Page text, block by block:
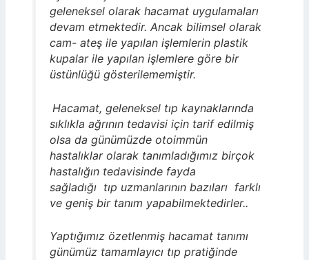
geleneksel olarak hacamat uygulamaları
devam etmektedir. Ancak bilimsel olarak
cam- ateş ile yapılan işlemlerin plastik
kupalar ile yapılan işlemlere göre bir
üstünlüğü gösterilememiştir.
Hacamat, geleneksel tıp kaynaklarında
sıklıkla ağrının tedavisi için tarif edilmiş
olsa da günümüzde otoimmün
hastalıklar olarak tanımladığımız birçok
hastalığın tedavisinde fayda
sağladığı tıp uzmanlarının bazıları farklı
ve geniş bir tanım yapabilmektedirler..
Yaptığımız özetlenmiş hacamat tanımı
günümüz tamamlayıcı tıp pratiğinde